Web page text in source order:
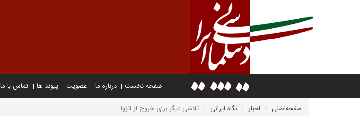
صفحه نخست درباره ما عضویت پیوند ها تماس با ما
صفحه‌اصلی اخبار نگاه ایرانی تلاشی دیگر برای خروج از انزوا